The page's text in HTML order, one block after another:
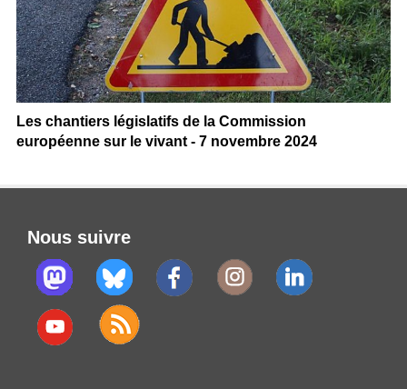
Les chantiers législatifs de la Commission
européenne sur le vivant - 7 novembre 2024
Nous suivre